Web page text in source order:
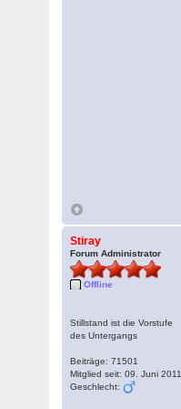
Stiray
Forum Administrator
Offline
Stillstand ist die Vorstufe
des Untergangs
Beiträge: 71501
Mitglied seit: 09. Juni 2011
Geschlecht: